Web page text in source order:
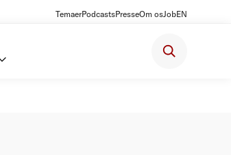
TemaerPodcastsPresseOm osJobEN